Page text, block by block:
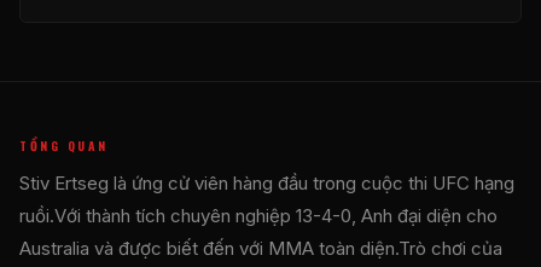
TỔNG QUAN
Stiv Ertseg là ứng cử viên hàng đầu trong cuộc thi UFC hạng
ruồi.Với thành tích chuyên nghiệp 13-4-0, Anh đại diện cho
Australia và được biết đến với MMA toàn diện.Trò chơi của